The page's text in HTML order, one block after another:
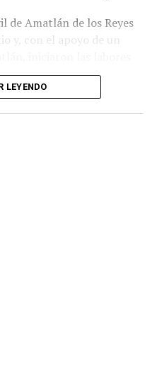
de Amatlán de los Reyes
y, con el apoyo de un
controlar la emergencia
LEYENDO